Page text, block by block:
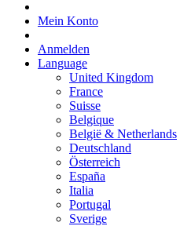
Mein Konto
Anmelden
Language
United Kingdom
France
Suisse
Belgique
België & Netherlands
Deutschland
Österreich
España
Italia
Portugal
Sverige